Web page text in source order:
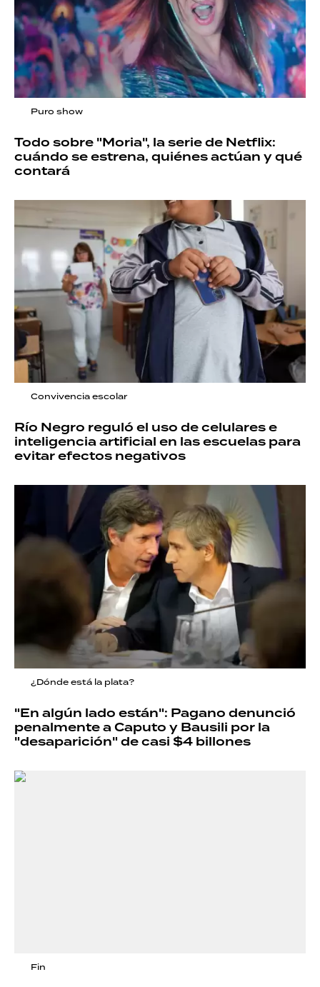
Puro show
Todo sobre "Moria", la serie de Netflix:
cuándo se estrena, quiénes actúan y qué
contará
Convivencia escolar
Río Negro reguló el uso de celulares e
inteligencia artificial en las escuelas para
evitar efectos negativos
¿Dónde está la plata?
"En algún lado están": Pagano denunció
penalmente a Caputo y Bausili por la
"desaparición" de casi $4 billones
Fin